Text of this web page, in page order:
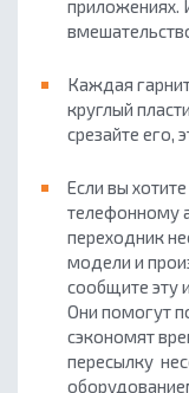
приложениях.
Каждая
круглый
срезайте его,
Если вы
телефонному
переходник
модели и
сообщите эту
Они помогут
сэкономят
пересылку